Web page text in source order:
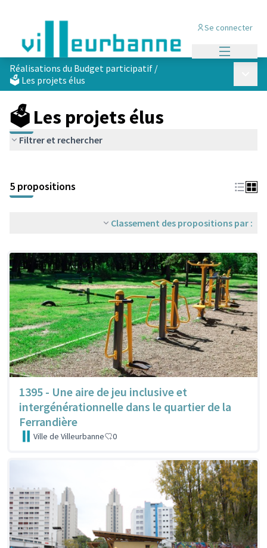
Se connecter
Réalisations du Budget participatif /
🗳️ Les projets élus
🗳️ Les projets élus
Filtrer et rechercher
+
−
5 propositions
Classement des propositions par :
1395 - Une aire de jeu inclusive et
intergénérationnelle dans le quartier de la
Ferrandière
Ville de Villeurbanne 0